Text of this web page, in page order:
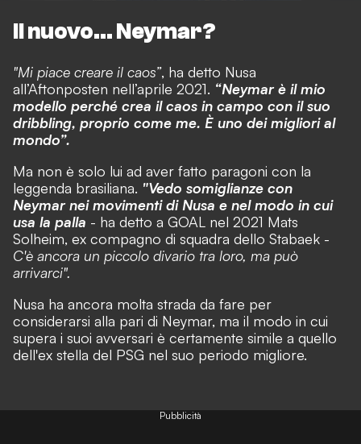
Il nuovo... Neymar?
"Mi piace creare il caos”, ha detto Nusa
all’Aftonposten nell’aprile 2021. “Neymar è il mio
modello perché crea il caos in campo con il suo
dribbling, proprio come me. È uno dei migliori al
mondo”.
Ma non è solo lui ad aver fatto paragoni con la
leggenda brasiliana. "Vedo somiglianze con
Neymar nei movimenti di Nusa e nel modo in cui
usa la palla - ha detto a GOAL nel 2021 Mats
Solheim, ex compagno di squadra dello Stabaek -
C'è ancora un piccolo divario tra loro, ma può
arrivarci".
Nusa ha ancora molta strada da fare per
considerarsi alla pari di Neymar, ma il modo in cui
supera i suoi avversari è certamente simile a quello
dell'ex stella del PSG nel suo periodo migliore.
Pubblicità